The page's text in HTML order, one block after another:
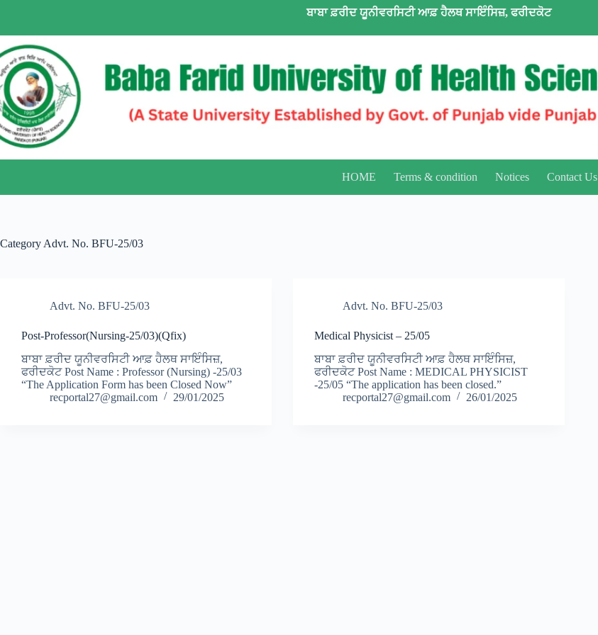
ਬਾਬਾ ਫ਼ਰੀਦ ਯੂਨੀਵਰਸਿਟੀ ਆਫ਼ ਹੈਲਥ ਸਾਇੰਸਿਜ਼, ਫਰੀਦਕੋਟ
HOME Terms & condition Notices Contact Us
Category Advt. No. BFU-25/03
Advt. No. BFU-25/03
Post-Professor(Nursing-25/03)(Qfix)
ਬਾਬਾ ਫ਼ਰੀਦ ਯੂਨੀਵਰਸਿਟੀ ਆਫ਼ ਹੈਲਥ ਸਾਇੰਸਿਜ਼,
ਫਰੀਦਕੋਟ Post Name : Professor (Nursing) -25/03
“The Application Form has been Closed Now”
recportal27@gmail.com
29/01/2025
Advt. No. BFU-25/03
Medical Physicist – 25/05
ਬਾਬਾ ਫ਼ਰੀਦ ਯੂਨੀਵਰਸਿਟੀ ਆਫ਼ ਹੈਲਥ ਸਾਇੰਸਿਜ਼,
ਫਰੀਦਕੋਟ Post Name : MEDICAL PHYSICIST
-25/05 “The application has been closed.”
recportal27@gmail.com
26/01/2025